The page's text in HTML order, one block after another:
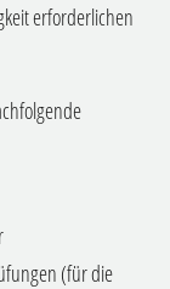
erforderlichen
(für die